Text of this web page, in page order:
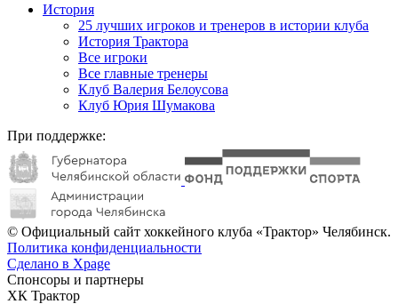
История
25 лучших игроков и тренеров в истории клуба
История Трактора
Все игроки
Все главные тренеры
Клуб Валерия Белоусова
Клуб Юрия Шумакова
При поддержке:
© Официальный сайт хоккейного клуба «Трактор» Челябинск.
Политика конфиденциальности
Сделано в Xpage
Спонсоры и партнеры
ХК Трактор